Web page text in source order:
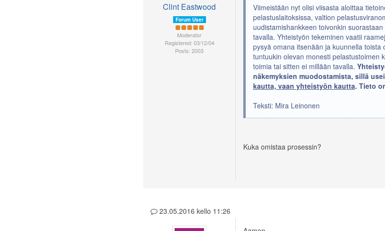
Clint Eastwood
Forum User
Moderator
Registered: 03/12/04
Posts: 2003
Viimeistään nyt olisi viisasta aloittaa
pelastuslaitoksissa, valtion
uudistamishankkeen toivonkin
tavalla. Yhteistyön tekeminen vaatii
pysyä omana itsenään ja kuunnella
tuntuukin olevan monesti pelastustoimen
toimia tai sitten ei millään tavalla.
näkemyksien muodostamista, sillä
kautta, vaan yhteistyön kautta. Tieto
Teksti: Mira Leinonen
Kuka omistaa prosessin?
23.05.2016 kello 11:26